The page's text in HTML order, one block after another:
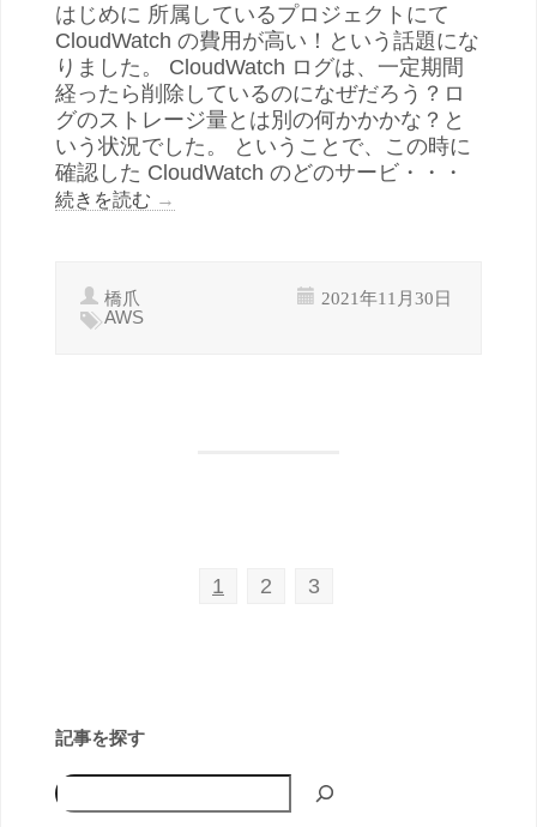
はじめに 所属しているプロジェクトにて
CloudWatch の費用が高い！という話題にな
りました。 CloudWatch ログは、一定期間
経ったら削除しているのになぜだろう？ロ
グのストレージ量とは別の何かかかな？と
いう状況でした。 ということで、この時に
確認した CloudWatch のどのサービ・・・
続きを読む →
橋爪 2021年11月30日
AWS
1 2 3
記事を探す